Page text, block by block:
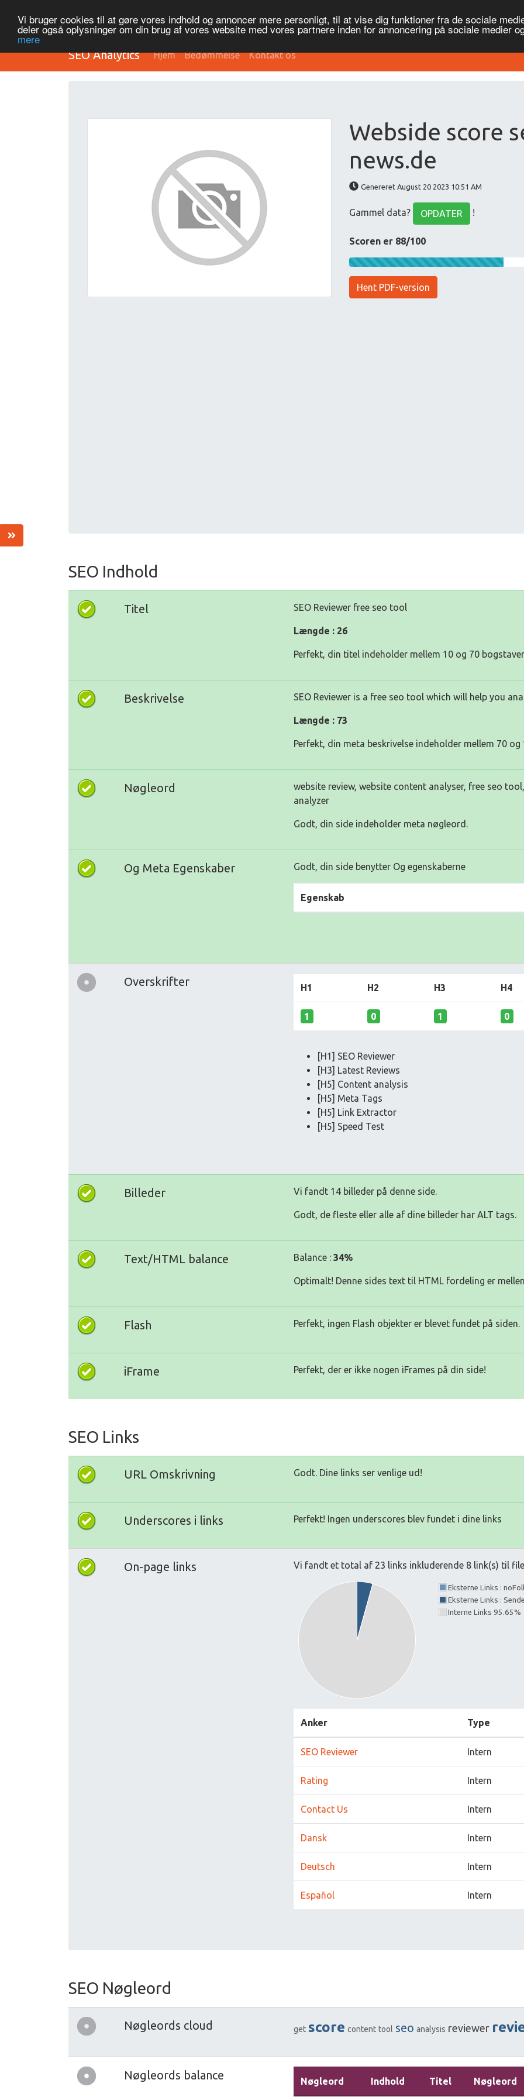
Vi bruger cookies til at gøre vores indhold og annoncer mere personligt, til at vise dig funktioner fra de sociale
deler også oplysninger om din brug af vores website med vores partnere inden for annoncering på sociale medier
mere
SEO Analytics Hjem Bedømmelse Kontakt os
Webside score
news.de
Genereret August 20 2023 10:51 AM
Gammel data? OPDATER !
Scoren er 88/100
Hent PDF-version
SEO Indhold
Titel SEO Reviewer free seo tool
Længde : 26
Perfekt, din titel indeholder mellem 10 og 70
Beskrivelse SEO Reviewer is a free seo tool which will help you
Længde : 73
Perfekt, din meta beskrivelse indeholder mellem 70 og
Nøgleord
website review, website content analyser, free seo
analyzer
Godt, din side indeholder meta nøgleord.
Og Meta Egenskaber Godt, din side benytter Og egenskaberne
Egenskab
Overskrifter H1 H2 H3 H4
1 0 1 0
[H1] SEO Reviewer
[H3] Latest Reviews
[H5] Content analysis
[H5] Meta Tags
[H5] Link Extractor
[H5] Speed Test
Billeder Vi fandt 14 billeder på denne side.
Godt, de fleste eller alle af dine billeder har ALT tags.
Text/HTML balance Balance : 34%
Optimalt! Denne sides text til HTML fordeling er
Flash Perfekt, ingen Flash objekter er blevet fundet på siden.
iFrame Perfekt, der er ikke nogen iFrames på din side!
SEO Links
URL Omskrivning Godt. Dine links ser venlige ud!
Underscores i links Perfekt! Ingen underscores blev fundet i dine links
On-page links Vi fandt et total af 23 links inkluderende 8 link(s) til
Eksterne Links :
Eksterne Links :
Interne Links 95.65%
Anker Type
SEO Reviewer Intern
Rating Intern
Contact Us Intern
Dansk Intern
Deutsch Intern
Español Intern
SEO Nøgleord
Nøgleords cloud get score content tool seo analysis reviewer
Nøgleords balance Nøgleord Indhold Titel Nøgleord